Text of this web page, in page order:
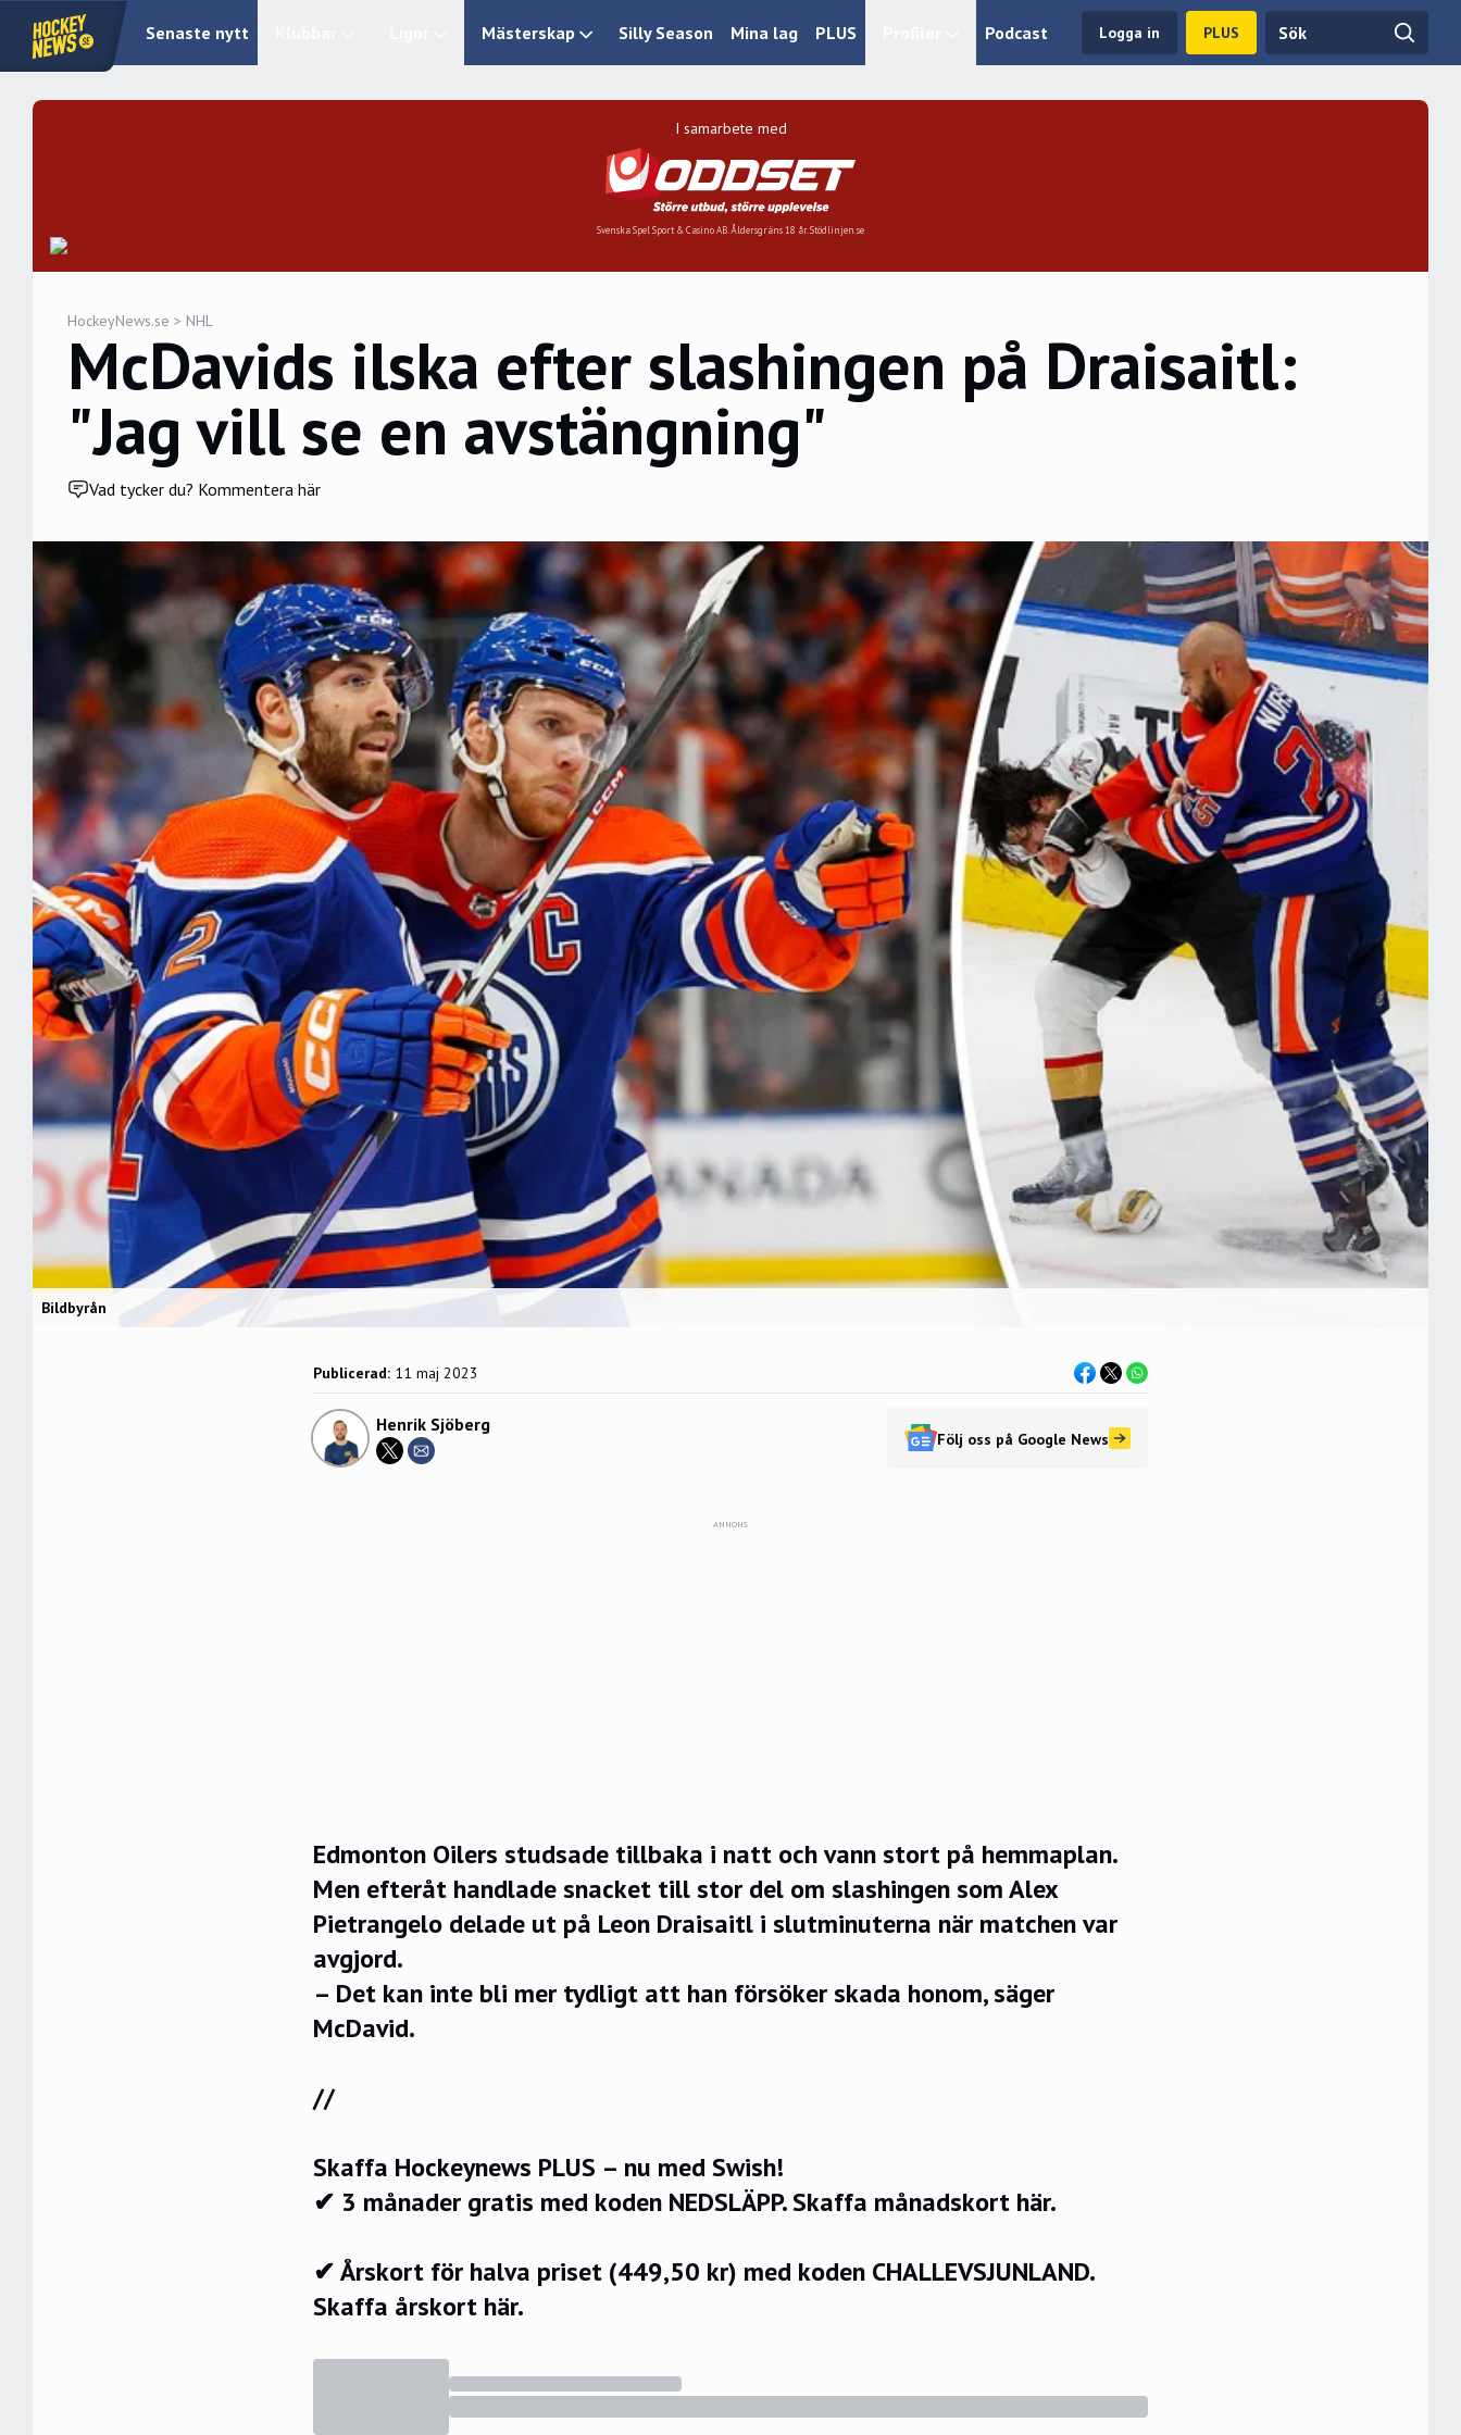
Senaste nytt Mästerskap Silly Season Mina lag PLUS Podcast Logga in PLUS
I samarbete med
Svenska Spel Sport & Casino AB. Åldersgräns 18 år. Stödlinjen.se
HockeyNews.se > NHL
McDavids ilska efter slashingen på Draisaitl:
"Jag vill se en avstängning"
Vad tycker du? Kommentera här
Bildbyrån
Publicerad: 11 maj 2023
Henrik Sjöberg
Följ oss på Google News
ANNONS
Edmonton Oilers studsade tillbaka i natt och vann stort på hemmaplan.
Men efteråt handlade snacket till stor del om slashingen som Alex
Pietrangelo delade ut på Leon Draisaitl i slutminuterna när matchen var
avgjord.
– Det kan inte bli mer tydligt att han försöker skada honom, säger
McDavid.
//
Skaffa Hockeynews PLUS – nu med Swish!
✔ 3 månader gratis med koden NEDSLÄPP.Skaffa månadskort här.
✔ Årskort för halva priset (449,50 kr) med koden CHALLEVSJUNLAND.
Skaffa årskort här.